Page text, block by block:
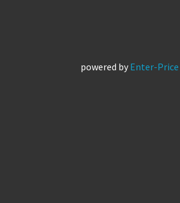
powered by Enter-Price